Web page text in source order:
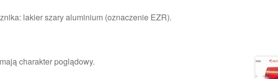
lakier szary aluminium (oznaczenie EZR).
charakter poglądowy.